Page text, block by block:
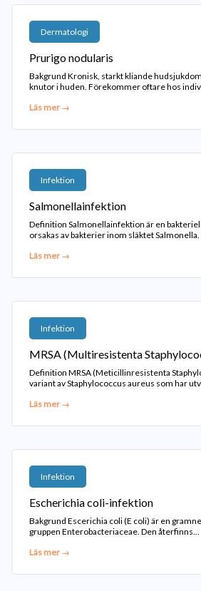
Dermatologi
Prurigo nodularis
Bakgrund Kronisk, starkt kliande
knutor i huden. Förekommer oftare hos
Läs mer →
Infektion
Salmonellainfektion
Definition Salmonellainfektion är en
orsakas av bakterier inom släktet
Läs mer →
Infektion
MRSA (Multiresistenta
Definition MRSA (Meticillinresistenta
variant av Staphylococcus aureus som har
Läs mer →
Infektion
Escherichia coli-infektion
Bakgrund Escerichia coli (E coli) är en
gruppen Enterobacteriaceae. Den återfinns...
Läs mer →